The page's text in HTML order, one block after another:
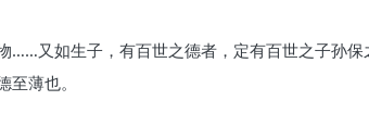
又如生子，有百世之德者，定有百世之子孙
薄也。